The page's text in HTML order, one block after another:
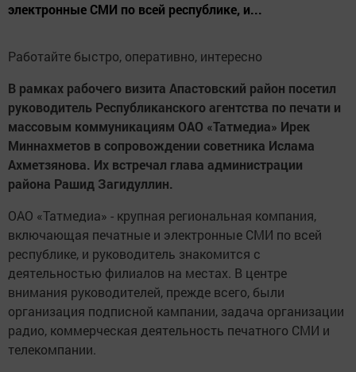
электронные СМИ по всей республике, и...
Работайте быстро, оперативно, интересно
В рамках рабочего визита Апастовский район посетил
руководитель Республиканского агентства по печати и
массовым коммуникациям ОАО «Татмедиа» Ирек
Миннахметов в сопровождении советника Ислама
Ахметзянова. Их встречал глава администрации
района Рашид Загидуллин.
ОАО «Татмедиа» - крупная региональная компания,
включающая печатные и электронные СМИ по всей
республике, и руководитель знакомится с
деятельностью филиалов на местах. В центре
внимания руководителей, прежде всего, были
организация подписной кампании, задача организации
радио, коммерческая деятельность печатного СМИ и
телекомпании.